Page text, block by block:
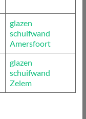
glazen
schuifwand
Amersfoort
glazen
schuifwand
Zelem